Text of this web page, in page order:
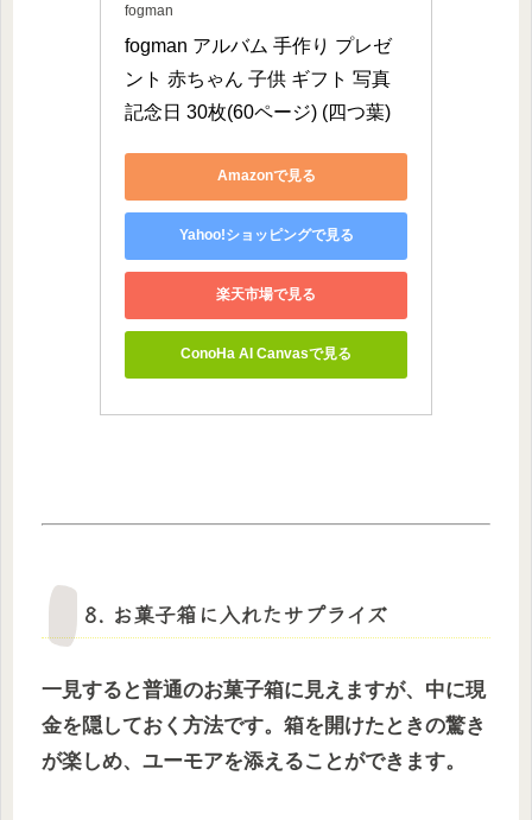
fogman
fogman アルバム 手作り プレゼ
ント 赤ちゃん 子供 ギフト 写真
記念日 30枚(60ページ) (四つ葉)
Amazonで見る
Yahoo!ショッピングで見る
楽天市場で見る
ConoHa AI Canvasで見る
8. お菓子箱に入れたサプライズ
一見すると普通のお菓子箱に見えますが、中に現
金を隠しておく方法です。箱を開けたときの驚き
が楽しめ、ユーモアを添えることができます。